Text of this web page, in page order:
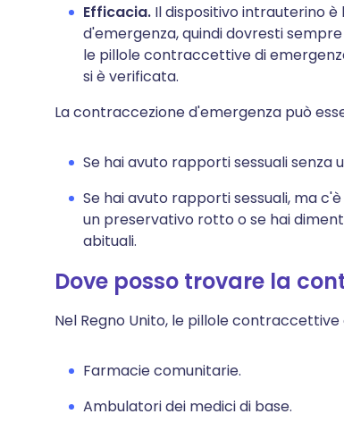
Efficacia. Il dispositivo intrauterino
d'emergenza, quindi dovresti
le pillole contraccettive di
si è verificata.
La contraccezione d'emergenza può
Se hai avuto rapporti sessuali senza
Se hai avuto rapporti sessuali, ma
un preservativo rotto o se hai
abituali.
Dove posso trovare la
Nel Regno Unito, le pillole
Farmacie comunitarie.
Ambulatori dei medici di base.